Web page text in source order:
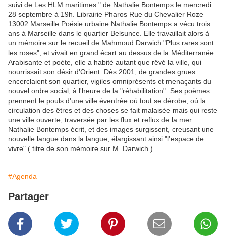
suivi de Les HLM maritimes " de Nathalie Bontemps le mercredi
28 septembre à 19h. Librairie Pharos Rue du Chevalier Roze
13002 Marseille Poésie urbaine Nathalie Bontemps a vécu trois
ans à Marseille dans le quartier Belsunce. Elle travaillait alors à
un mémoire sur le recueil de Mahmoud Darwich "Plus rares sont
les roses", et vivait en grand écart au dessus de la Méditerranée.
Arabisante et poète, elle a habité autant que rêvé la ville, qui
nourrissait son désir d'Orient. Dès 2001, de grandes grues
encerclaient son quartier, vigiles omniprésents et menaçants du
nouvel ordre social, à l'heure de la "réhabilitation". Ses poèmes
prennent le pouls d'une ville éventrée où tout se dérobe, où la
circulation des êtres et des choses se fait malaisée mais qui reste
une ville ouverte, traversée par les flux et reflux de la mer.
Nathalie Bontemps écrit, et des images surgissent, creusant une
nouvelle langue dans la langue, élargissant ainsi "l'espace de
vivre" ( titre de son mémoire sur M. Darwich ).
#Agenda
Partager